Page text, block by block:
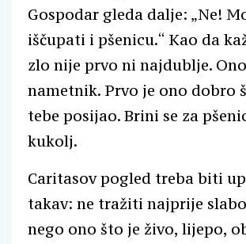
Gospodar gleda dalje: „Ne!
iščupati i pšenicu.“ Kao da
zlo nije prvo ni najdublje.
nametnik. Prvo je ono dobro
tebe posijao. Brini se za
kukolj.
Caritasov pogled treba biti
takav: ne tražiti najprije
nego ono što je živo, lijepo,